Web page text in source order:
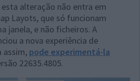
alteração não entra em
Layots, que só funcionam
janela, e não ficheiros. A
a nova experiência de
assim, pode experimentá-la
22635.4805.